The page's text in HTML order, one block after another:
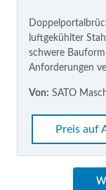
luftgekühlter
schwere
Anforderungen
Von: SATO
Preis auf